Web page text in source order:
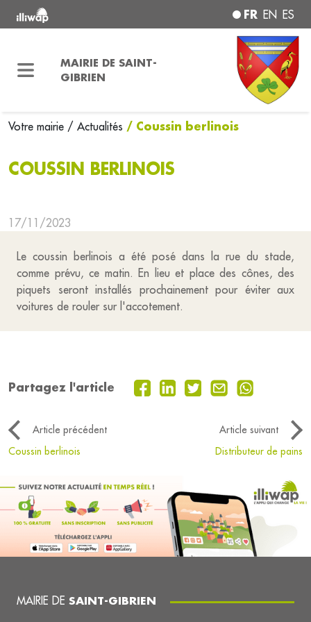
FR EN ES
MAIRIE DE SAINT-
GIBRIEN
Votre mairie / Actualités / Coussin berlinois
COUSSIN BERLINOIS
17/11/2023
Le coussin berlinois a été posé dans la rue du stade,
comme prévu, ce matin. En lieu et place des cônes, des
piquets seront installés prochainement pour éviter aux
voitures de rouler sur l'accotement.
Partagez l'article
Article précédent
Article suivant
Coussin berlinois
Distributeur de pains
MAIRIE DE SAINT-GIBRIEN